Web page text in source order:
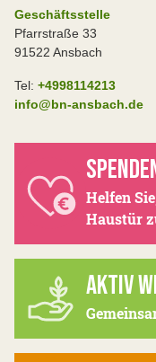
Geschäftsstelle
Pfarrstraße 33
91522 Ansbach
Tel: +4998114213
info@bn-ansbach.de
Helfen
Haustür
AKTIV